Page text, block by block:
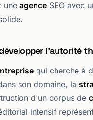
une agence SEO avec
l'autorité
qui cherche à
son domaine, la
d'un corpus de
intensif